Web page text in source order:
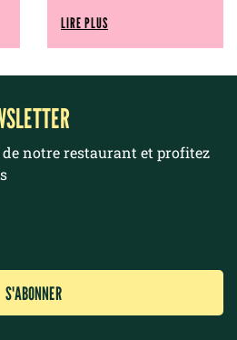
LIRE PLUS
notre restaurant et profitez